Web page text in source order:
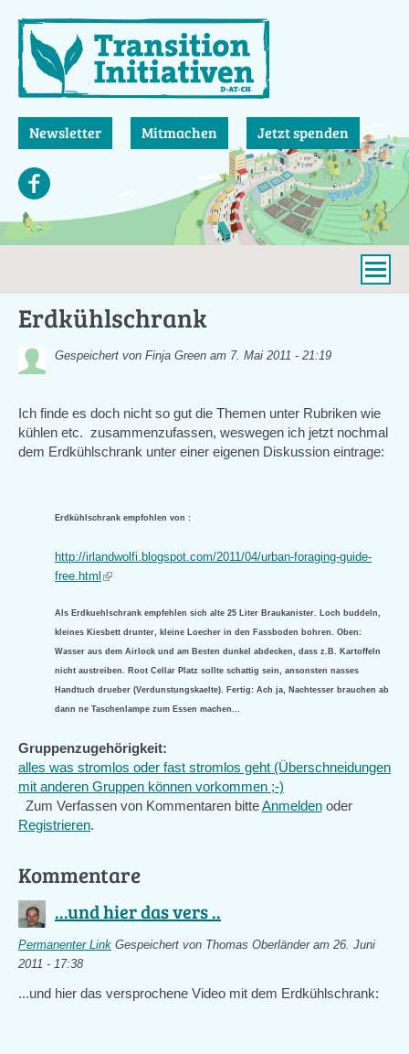
zum
Inhalt
Newsletter Mitmachen Jetzt spenden
Erdkühlschrank
Gespeichert von Finja Green am 7. Mai 2011 - 21:19
Ich finde es doch nicht so gut die Themen unter Rubriken wie
kühlen etc. zusammenzufassen, weswegen ich jetzt nochmal
dem Erdkühlschrank unter einer eigenen Diskussion eintrage:
Erdkühlschrank empfohlen von :
http://irlandwolfi.blogspot.com/2011/04/urban-foraging-guide-
free.html (link
external)
Als Erdkuehlschrank empfehlen sich alte 25 Liter Braukanister. Loch buddeln,
kleines Kiesbett drunter, kleine Loecher in den Fassboden bohren. Oben:
Wasser aus dem Airlock und am Besten dunkel abdecken, dass z.B. Kartoffeln
nicht austreiben. Root Cellar Platz sollte schattig sein, ansonsten nasses
Handtuch drueber (Verdunstungskaelte). Fertig: Ach ja, Nachtesser brauchen ab
dann ne Taschenlampe zum Essen machen...
Gruppenzugehörigkeit:
alles was stromlos oder fast stromlos geht (Überschneidungen
mit anderen Gruppen können vorkommen ;-)
Zum Verfassen von Kommentaren bitteAnmeldenoder
Registrieren.
Kommentare
...und hier das vers ..
Permanenter Link Gespeichert von Thomas Oberländeram 26. Juni
2011 - 17:38
...und hier das versprochene Video mit dem Erdkühlschrank: